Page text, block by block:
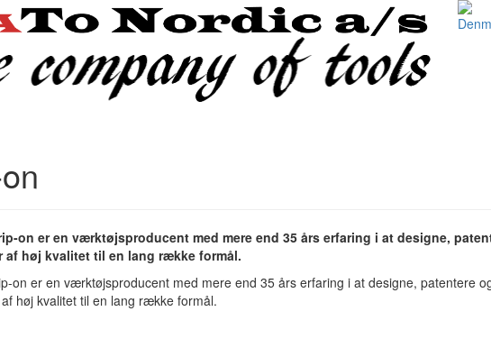
on er en værktøjsproducent med mere end 35 års erfaring i at designe,
af høj kvalitet til en lang række formål.
on er en værktøjsproducent med mere end 35 års erfaring i at designe, patentere
høj kvalitet til en lang række formål.